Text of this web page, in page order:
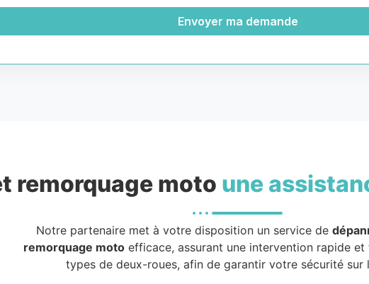
Envoyer ma demande
remorquage moto une
Notre partenaire met à votre disposition un service de
remorquage motoefficace, assurant une intervention rapide
types de deux-roues, afin de garantir votre sécurité sur